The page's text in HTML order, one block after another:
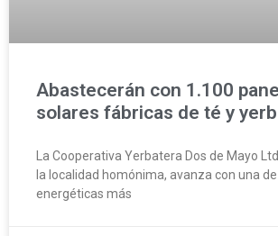
Abastecerán con 1.100
solares fábricas de té y
La Cooperativa Yerbatera Dos de Mayo
la localidad homónima, avanza con una
energéticas más